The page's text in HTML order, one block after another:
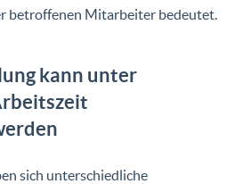
betroffenen Mitarbeiter bedeutet.
kann unter
sich unterschiedliche